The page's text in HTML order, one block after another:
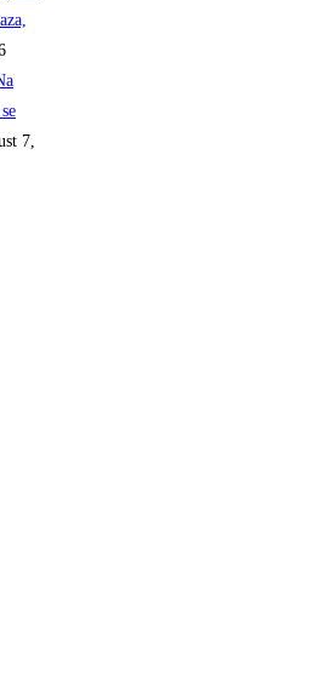
7,